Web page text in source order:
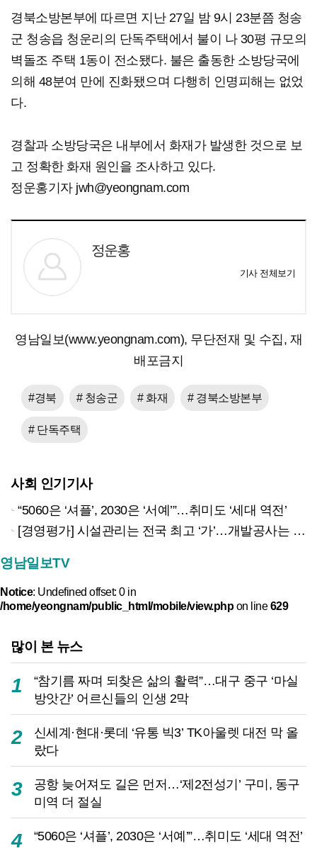
경북소방본부에 따르면 지난 27일 밤 9시 23분쯤 청송
군 청송읍 청운리의 단독주택에서 불이 나 30평 규모의
벽돌조 주택 1동이 전소됐다. 불은 출동한 소방당국에
의해 48분여 만에 진화됐으며 다행히 인명피해는 없었
다.
경찰과 소방당국은 내부에서 화재가 발생한 것으로 보
고 정확한 화재 원인을 조사하고 있다.
정운홍기자 jwh@yeongnam.com
정운홍
기사 전체보기
영남일보(www.yeongnam.com), 무단전재 및 수집, 재
배포금지
#경북 # 청송군 # 화재 # 경북소방본부
# 단독주택
사회 인기기사
“5060은 ‘셔플’, 2030은 ‘서예’”…취미도 ‘세대 역전’
[경영평가] 시설관리는 전국 최고 ‘가’…개발공사는 최하 ‘라’
영남일보TV
Notice: Undefined offset: 0 in
/home/yeongnam/public_html/mobile/view.phpon line629
많이 본 뉴스
1
“참기름 짜며 되찾은 삶의 활력”…대구 중구 ‘마실
방앗간’ 어르신들의 인생 2막
2
신세계·현대·롯데 ‘유통 빅3’ TK아울렛 대전 막 올
랐다
3
공항 늦어져도 길은 먼저…‘제2전성기’ 구미, 동구
미역 더 절실
4 “5060은 ‘셔플’, 2030은 ‘서예’”…취미도 ‘세대 역전’